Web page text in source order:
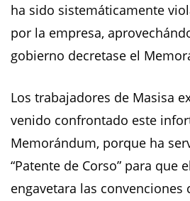
ha sido sistemáticamente
por la empresa,
gobierno decretase el
Los trabajadores de Masisa
venido confrontado este
Memorándum, porque ha
“Patente de Corso” para que
engavetara las convenciones